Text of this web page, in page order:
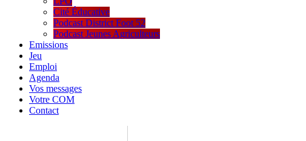
Cité Éducative
Podcast District Foot 52
Podcast Jeunes Agriculteurs
Emissions
Jeu
Emploi
Agenda
Vos messages
Votre COM
Contact